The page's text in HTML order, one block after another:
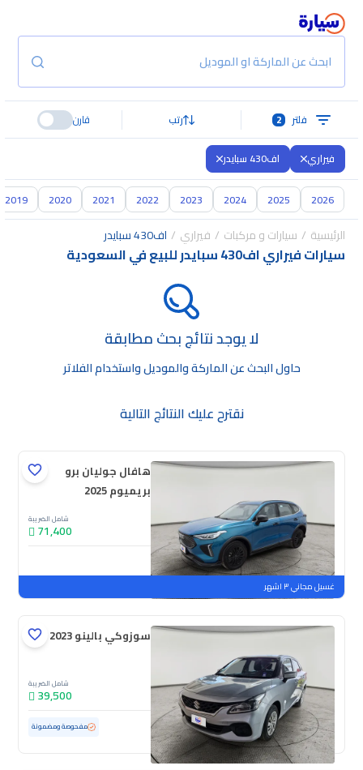
ابحث عن الماركة او الموديل
فلتر 2 رتب قارن
فيراري اف430 سبايدر
2026
2025
2024
2023
2022
2021
2020
2019
الرئيسية سيارات و مركبات فيراري اف430 سبايدر
سيارات فيراري اف430 سبايدر للبيع في السعودية
لا يوجد نتائج بحث مطابقة
حاول البحث عن الماركة والموديل واستخدام الفلاتر
نقترح عليك النتائج التالية
هافال جوليان برو
بريميوم 2025
شامل الضريبة
71,400
جديدة
ملوحة
غسيل مجاني ٣ اشهر
سوزوكي بالينو GL 2023
شامل الضريبة
39,500
مستعملة 69,181 كم مفحوصة ومضمونة